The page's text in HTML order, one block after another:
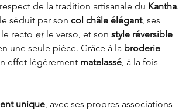
de la tradition artisanale du Kantha.
séduit par son col châle élégant, ses
recto etle verso, et son style réversible
une seule pièce. Grâce à la broderie
effet légèrement matelassé, à la fois
unique, avec ses propres associations